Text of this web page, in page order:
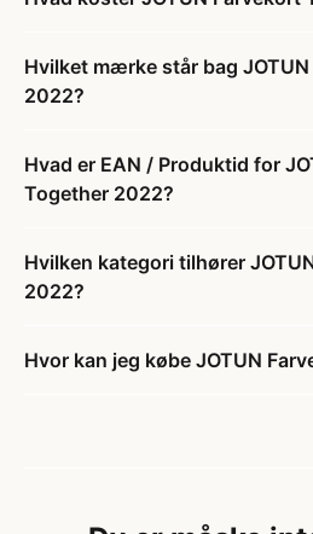
Hvilket mærke står bag
2022?
Hvad er EAN / Produktid for
Together 2022?
Hvilken kategori tilhører
2022?
Hvor kan jeg købe JOTUN